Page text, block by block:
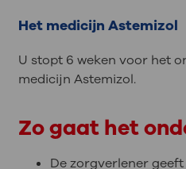
Het medicijn Astemizol
U stopt 6 weken voor het
medicijn Astemizol.
Zo gaat het
De zorgverlener